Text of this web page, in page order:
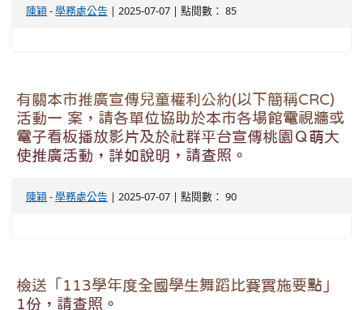
陳穎-學務處公告 | 2025-07-07 | 點閱數： 85
有關本市推廣宣傳兒童權利公約(以下簡稱CRC)
活動一 案，請各單位協助於本市各場館電視牆或
電子看板播放影片及於社群平台宣傳桃園Ｑ萌大
使推廣活動，詳如說明，請查照。
陳穎-學務處公告 | 2025-07-07 | 點閱數： 90
檢送「113學年度全國學生舞蹈比賽實施要點」
1份，請查照。